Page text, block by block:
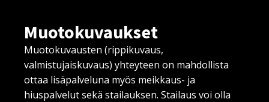
Muotokuvaukset
Muotokuvausten (rippikuvaus,
valmistujaiskuvaus) yhteyteen on mahdollista
ottaa lisäpalveluna myös meikkaus- ja
hiuspalvelut sekä stailauksen. Stailaus voi olla